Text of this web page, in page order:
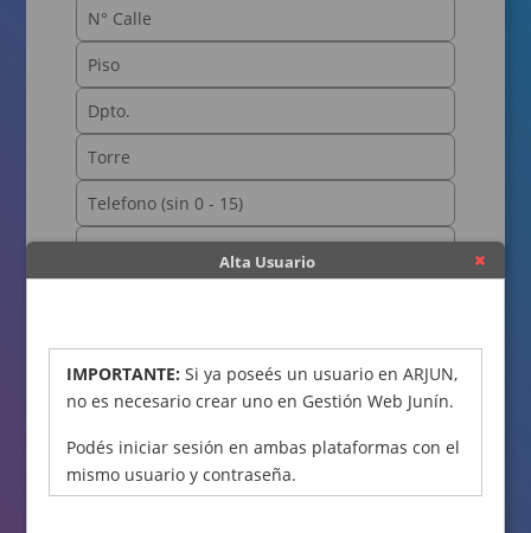
Alta Usuario
IMPORTANTE:Si ya poseés un usuario en ARJUN,
no es necesario crear uno en Gestión Web Junín.
Podés iniciar sesión en ambas plataformas con el
mismo usuario y contraseña.